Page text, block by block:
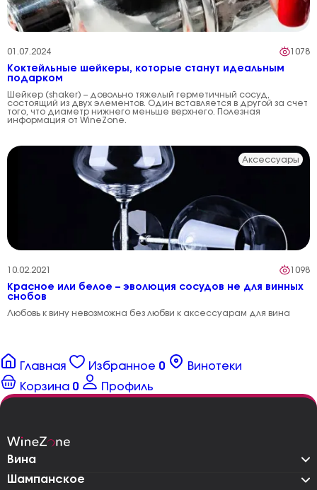
01.07.2024 1078
Коктейльные шейкеры, которые станут идеальным
подарком
Шейкер (shaker) – довольно тяжелый герметичный сосуд,
состоящий из двух элементов. Один вставляется в другой за счет
того, что диаметр нижнего меньше верхнего. Полезная
информация от WineZone.
Аксессуары
10.02.2021 1098
Красное или белое – эволюция сосудов не для винных
снобов
Любовь к вину невозможна без любви к аксессуарам для вина
Главная Избранное 0
Винотеки
Корзина 0 Профиль
Вина
Шампанское